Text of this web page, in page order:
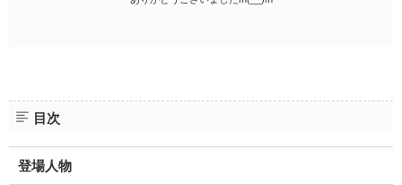
目次
登場人物